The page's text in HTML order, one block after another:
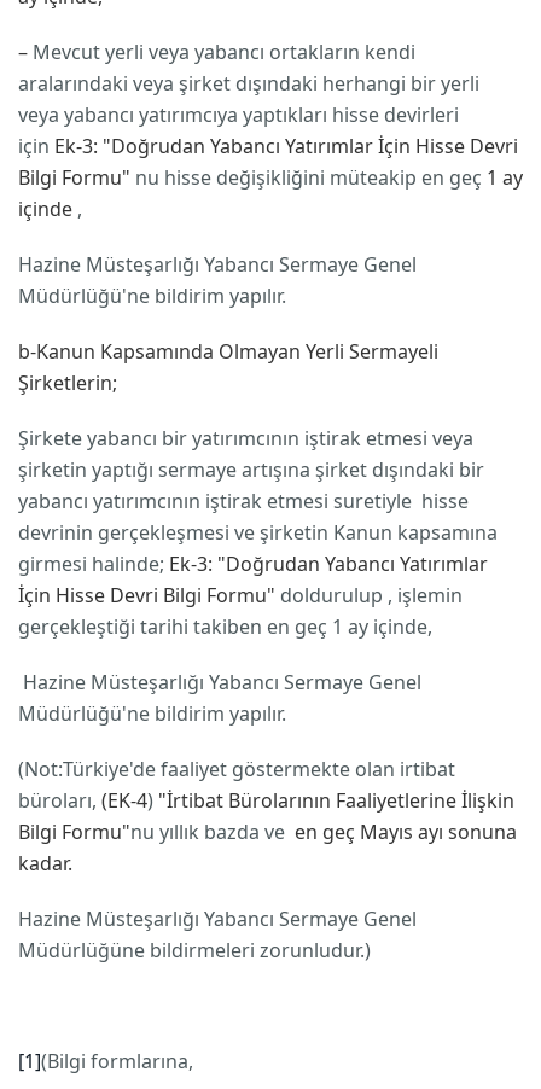
– Mevcut yerli veya yabancı ortakların kendi
aralarındaki veya şirket dışındaki herhangi bir yerli
veya yabancı yatırımcıya yaptıkları hisse devirleri
için Ek-3: "Doğrudan Yabancı Yatırımlar İçin Hisse Devri
Bilgi Formu" nu hisse değişikliğini müteakip en geç 1 ay
içinde ,
Hazine Müsteşarlığı Yabancı Sermaye Genel
Müdürlüğü'ne bildirim yapılır.
b-Kanun Kapsamında Olmayan Yerli Sermayeli
Şirketlerin;
Şirkete yabancı bir yatırımcının iştirak etmesi veya
şirketin yaptığı sermaye artışına şirket dışındaki bir
yabancı yatırımcının iştirak etmesi suretiyle hisse
devrinin gerçekleşmesi ve şirketin Kanun kapsamına
girmesi halinde; Ek-3: "Doğrudan Yabancı Yatırımlar
İçin Hisse Devri Bilgi Formu" doldurulup , işlemin
gerçekleştiği tarihi takiben en geç 1 ay içinde,
Hazine Müsteşarlığı Yabancı Sermaye Genel
Müdürlüğü'ne bildirim yapılır.
(Not:Türkiye'de faaliyet göstermekte olan irtibat
büroları, (EK-4) "İrtibat Bürolarının Faaliyetlerine İlişkin
Bilgi Formu"nu yıllık bazda ve en geç Mayıs ayı sonuna
kadar.
Hazine Müsteşarlığı Yabancı Sermaye Genel
Müdürlüğüne bildirmeleri zorunludur.)
[1](Bilgi formlarına,